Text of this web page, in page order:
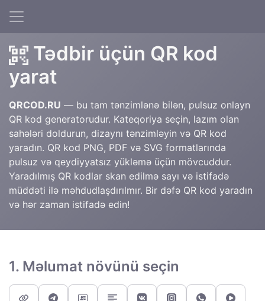
Tədbir üçün QR kod
yarat
QRCOD.RU — bu tam tənzimlənə bilən, pulsuz onlayn
QR kod generatorudur. Kateqoriya seçin, lazım olan
sahələri doldurun, dizaynı tənzimləyin və QR kod
yaradın. QR kod PNG, PDF və SVG formatlarında
pulsuz və qeydiyyatsız yükləmə üçün mövcuddur.
Yaradılmış QR kodlar skan edilmə sayı və istifadə
müddəti ilə məhdudlaşdırılmır. Bir dəfə QR kod yaradın
və hər zaman istifadə edin!
1. Məlumat növünü seçin